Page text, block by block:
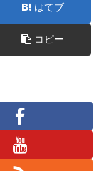
はてブ
コピー